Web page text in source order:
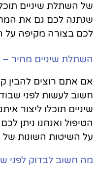
של השתלת שיניים
שנתנה לכם גם את
לכם בצורה מקיפה על
השתלת שיניים מחיר –
אם אתם רוצים להבין
חשוב לעשות לפני
שיניים תוכלו ליצור
הטיפול ואנחנו ניתן
על השיטות השונות של
מה חשוב לבדוק לפני